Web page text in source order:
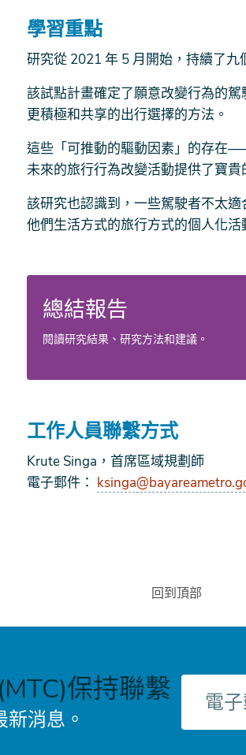
學習重點
研究從 2021 年 5 月開始，持續了九
該試點計畫確定了願意改變行為的
更積極和共享的出行選擇的方法。
這些「可推動的驅動因素」的存在
未來的旅行行為改變活動提供了寶貴
該研究也認識到，一些駕駛者不太
他們生活方式的旅行方式的個人化活
總結報告
閱讀研究結果、研究方法和建議。
工作人員聯繫方式
Krute Singa，首席區域規劃師
電子郵件：
回到頂部
保持聯繫
消息。
電